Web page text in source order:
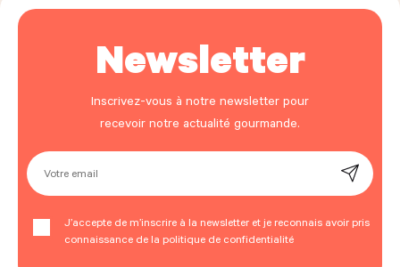
Newsletter
Inscrivez-vous à notre newsletter pour
recevoir notre actualité gourmande.
Votre email
J’accepte de m’inscrire à la newsletter et je reconnais avoir pris
connaissance de la politique de confidentialité